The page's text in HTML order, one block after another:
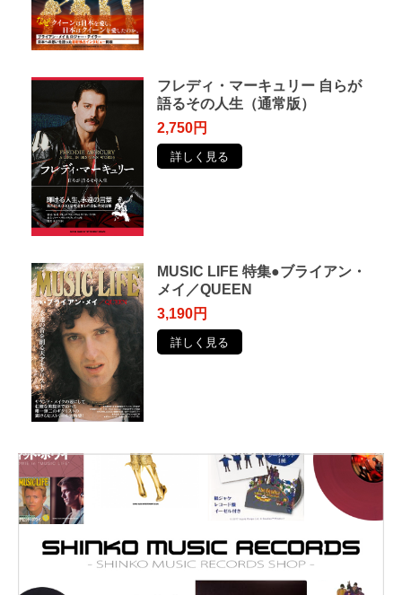
フレディ・マーキュリー ⾃らが
語るその⼈⽣（通常版）
2,750円
詳しく見る
MUSIC LIFE 特集●ブライアン・
メイ／QUEEN
3,190円
詳しく見る